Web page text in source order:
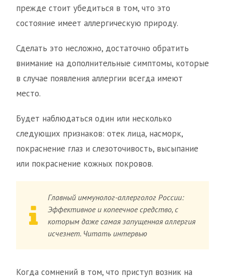
прежде стоит убедиться в том, что это
состояние имеет аллергическую природу.
Сделать это несложно, достаточно обратить
внимание на дополнительные симптомы, которые
в случае появления аллергии всегда имеют
место.
Будет наблюдаться один или несколько
следующих признаков: отек лица, насморк,
покраснение глаз и слезоточивость, высыпание
или покраснение кожных покровов.
Главный иммунолог-аллерголог России:
Эффективное и копеечное средство, с
которым даже самая запущенная аллергия
исчезнет. Читать интервью
Когда сомнений в том, что приступ возник на